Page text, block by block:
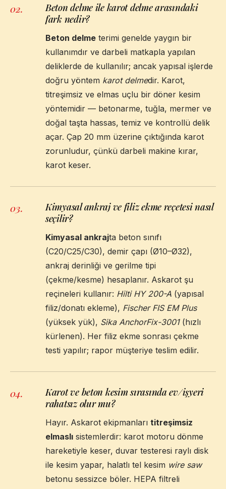
02.
Beton delme ile karot delme arasındaki
fark nedir?
Beton delme terimi genelde yaygın bir
kullanımdır ve darbeli matkapla yapılan
deliklerde de kullanılır; ancak yapısal işlerde
doğru yöntem karot delmedir. Karot,
titreşimsiz ve elmas uçlu bir döner kesim
yöntemidir — betonarme, tuğla, mermer ve
doğal taşta hassas, temiz ve kontrollü delik
açar. Çap 20 mm üzerine çıktığında karot
zorunludur, çünkü darbeli makine kırar,
karot keser.
03.
Kimyasal ankraj ve filiz ekme reçetesi nasıl
seçilir?
Kimyasal ankrajta beton sınıfı
(C20/C25/C30), demir çapı (Ø10–Ø32),
ankraj derinliği ve gerilme tipi
(çekme/kesme) hesaplanır. Askarot şu
reçineleri kullanır: Hilti HY 200-A (yapısal
filiz/donatı ekleme), Fischer FIS EM Plus
(yüksek yük), Sika AnchorFix-3001(hızlı
kürlenen). Her filiz ekme sonrası çekme
testi yapılır; rapor müşteriye teslim edilir.
04.
Karot ve beton kesim sırasında ev/işyeri
rahatsız olur mu?
Hayır. Askarot ekipmanları titreşimsiz
elmaslı sistemlerdir: karot motoru dönme
hareketiyle keser, duvar testeresi raylı disk
ile kesim yapar, halatlı tel kesim wire saw
betonu sessizce böler. HEPA filtreli